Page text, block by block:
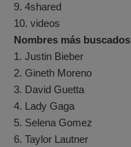
9. 4shared
10. videos
Nombres más buscados
1. Justin Bieber
2. Gineth Moreno
3. David Guetta
4. Lady Gaga
5. Selena Gomez
6. Taylor Lautner